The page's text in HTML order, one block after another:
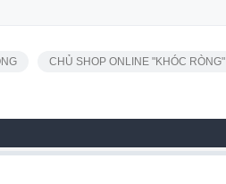
CHỦ SHOP ONLINE "KHÓC RÒNG"